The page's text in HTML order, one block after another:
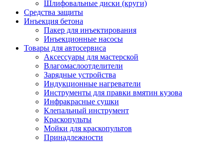
Шлифовальные диски (круги)
Средства защиты
Инъекция бетона
Пакер для инъектирования
Инъекционные насосы
Товары для автосервиса
Аксессуары для мастерской
Влагомаслоотделители
Зарядные устройства
Индукционные нагреватели
Инструменты для правки вмятин кузова
Инфракрасные сушки
Клепальный инструмент
Краскопульты
Мойки для краскопультов
Принадлежности